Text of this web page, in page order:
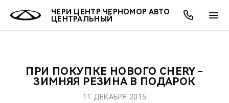
ЧЕРИ ЦЕНТР ЧЕРНОМОР АВТО
ЦЕНТРАЛЬНЫЙ
МОДЕЛИ
О КОМПАНИИ
ПОКУПАТЕЛЯМ
ВЛАДЕЛЬЦАМ
МИР CHERY
ОНЛАЙН СЕРВИСЫ
ПРИ ПОКУПКЕ НОВОГО CHERY -
ЗИМНЯЯ РЕЗИНА В ПОДАРОК
11 ДЕКАБРЯ 2015